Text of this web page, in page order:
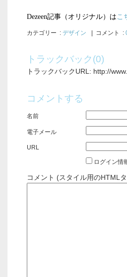
Dezeen記事（オリジナル）はこ
カテゴリー : デザイン | コメント :
トラックバック(0)
トラックバックURL: http://
コメントする
名前
電子メール
URL
ログイン情
コメント (スタイル用のHTML